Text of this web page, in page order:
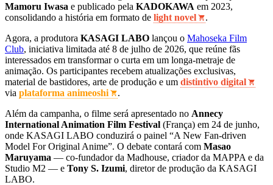
Mamoru Iwasa e publicado pela KADOKAWA em 2023,
consolidando a história em formato de light novel
.
Agora, a produtora KASAGI LABO lançou o Mahoseka Film
Club, iniciativa limitada até 8 de julho de 2026, que reúne fãs
interessados em transformar o curta em um longa‑metraje de
animação. Os participantes recebem atualizações exclusivas,
material de bastidores, arte de produção e um distintivo digital
via plataforma animeoshi
.
Além da campanha, o filme será apresentado no Annecy
International Animation Film Festival (França) em 24 de junho,
onde KASAGI LABO conduzirá o painel “A New Fan‑driven
Model For Original Anime”. O debate contará com Masao
Maruyama — co‑fundador da Madhouse, criador da MAPPA e da
Studio M2 — e Tony S. Izumi, diretor de produção da KASAGI
LABO.